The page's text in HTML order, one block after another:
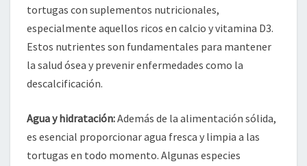
tortugas con suplementos nutricionales,
especialmente aquellos ricos en calcio y vitamina D3.
Estos nutrientes son fundamentales para mantener
la salud ósea y prevenir enfermedades como la
descalcificación.
Agua y hidratación:Además de la alimentación sólida,
es esencial proporcionar agua fresca y limpia a las
tortugas en todo momento. Algunas especies